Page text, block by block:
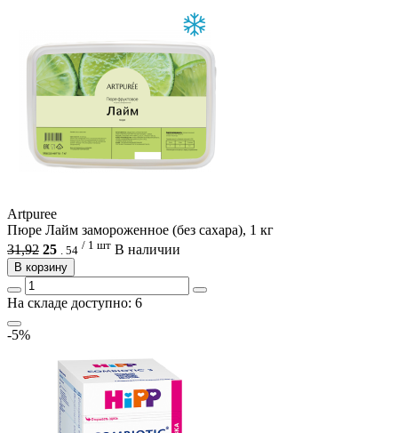
Artpuree
Пюре Лайм замороженное (без сахара), 1 кг
31,92 25 . 54 / 1 шт В наличии
В корзину
На складе доступно: 6
-5%